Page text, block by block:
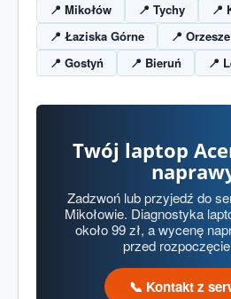
📍 Mikołów
📍 Tychy
📍
📍 Łaziska Górne
📍 Orzesze
📍 Gostyń
📍 Bieruń 📍
Twój laptop
Zadzwoń lub przyjedź do
Mikołowie. Diagnostyka
około 99 zł, a wycenę
przed
📞 Kontakt z